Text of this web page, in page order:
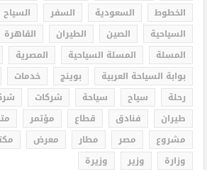
الخطوط
السعودية السفر السياح
السياحية
الصين الطيران القاهرة
المسلة
المسلة السياحية المصرية
بوابة السياحة العربية
بوينج خدمات
رحلة
سياح سياحة شركات
طيران
فنادق قطاع مؤتمر
مشروع
مصر مطار معرض
وزارة
وزير وزيرة